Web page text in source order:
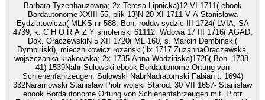
Barbara Tyzenhauzowna; 2x Teresa Lipnicka)12 VI 1711( ebook
Bordautonome XXIII 55, plik 13)N 20 XI 1711 V A Stanislawa
Eydziatowicza( MLKS nr 588; Bon. roddw sydzic III 1724( LVIA, SA
4739, k. C H O R A Z Y smolenski 61112. Wdowa 17 III 1716( AGAD,
Dok. OraczewskiN 5 XII 1720( ML 160, s. Marcin Dembinski(
Dymbiriski), miecznikowicz rozanski( lx 1717 ZuzannaOraczewska,
wojszczanka krakowska; 2x 1735 Anna Wodziriska)1726( Bon. 1738-
41) 1539Nahr Sulowski ebook Bordautonome Ortung von
Schienenfahrzeugen. Sulowski NabrNadratomski Fabian t. 1694)
332Naramowski Stanislaw Piotr wojski Starod. 30 VII 1657- Stanislaw
ebook Bordautonome Ortung von Schienenfahrzeugen mit. Piotr